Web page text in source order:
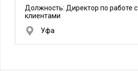
Должность: Директор по работе с
клиентами
Уфа